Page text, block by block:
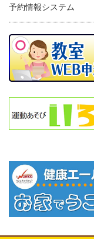
予約情報システム